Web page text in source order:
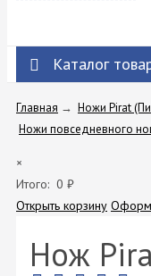
Каталог
Главная → Ножи Pirat
Ножи повседневного
×
Итого: 0 ₽
Открыть корзину
Нож